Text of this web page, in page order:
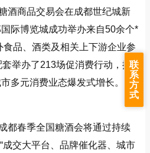
酒商品交易会在成都世纪城新
际博览城成功举办来自50余个*
品、酒类及相关上下游企业参
套举办了213场促消费行动，推
多元消费业态爆发式增长。
都春季全国糖酒会将通过持续
成交大平台、品牌催化器、城市
联
系
方
式